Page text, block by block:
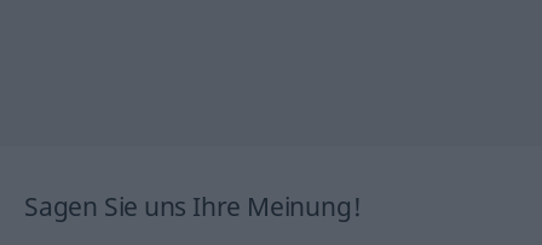
Sagen Sie uns Ihre Meinung!